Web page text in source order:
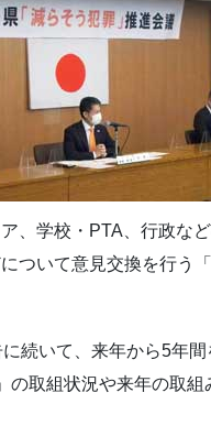
、学校・PTA、行政な
ついて意見交換を行う
続いて、来年から5年
取組状況や来年の取組